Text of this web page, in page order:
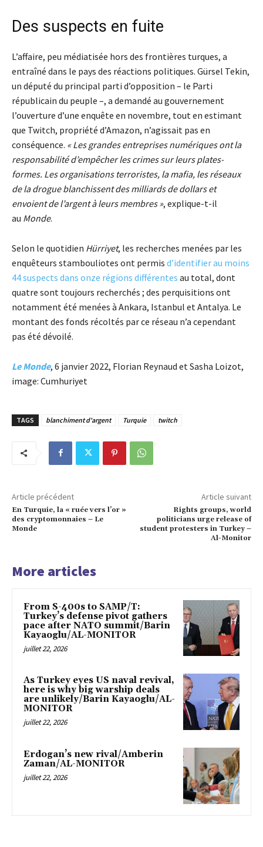
Des suspects en fuite
L’affaire, peu médiatisée hors des frontières turques, a
entraîné dans le pays des réactions politiques. Gürsel Tekin,
un député du principal parti d’opposition – le Parti
républicain du peuple –, a demandé au gouvernement
l’ouverture d’une enquête en novembre, tout en estimant
que Twitch, propriété d’Amazon, n’agissait pas en
conséquence. « Les grandes entreprises numériques ont la
responsabilité d’empêcher les crimes sur leurs plates-
formes. Les organisations terroristes, la mafia, les réseaux
de la drogue blanchissent des milliards de dollars et
envoient de l’argent à leurs membres », explique-t-il
au Monde.
Selon le quotidien Hürriyet, les recherches menées par les
enquêteurs stambouliotes ont permis d’identifier au moins
44 suspects dans onze régions différentes au total, dont
quatre sont toujours recherchés ; des perquisitions ont
notamment été menées à Ankara, Istanbul et Antalya. Le
montant des fonds récoltés par ce réseau n’a cependant
pas été dévoilé.
Le Monde, 6 janvier 2022, Florian Reynaud et Sasha Loizot,
image: Cumhuriyet
TAGS blanchiment d'argent Turquie twitch
Article précédent
En Turquie, la « ruée vers l’or »
des cryptomonnaies – Le
Monde
Article suivant
Rights groups, world
politicians urge release of
student protesters in Turkey –
Al-Monitor
More articles
From S-400s to SAMP/T:
Turkey’s defense pivot gathers
pace after NATO summit/Barin
Kayaoglu/AL-MONITOR
juillet 22, 2026
As Turkey eyes US naval revival,
here is why big warship deals
are unlikely/Barin Kayaoglu/AL-
MONITOR
juillet 22, 2026
Erdogan’s new rival/Amberin
Zaman/AL-MONITOR
juillet 22, 2026